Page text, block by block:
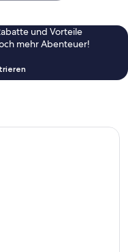
und Vorteile
mehr Abenteuer!